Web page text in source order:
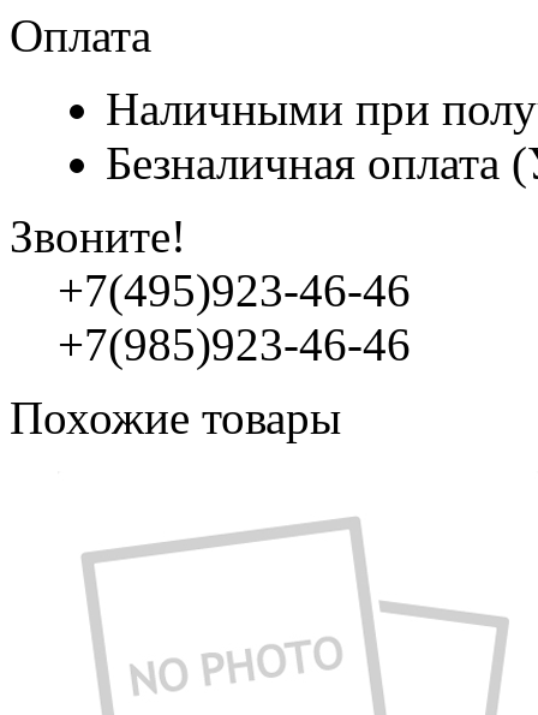
Оплата
Наличными при
Безналичная
Звоните!
+7(495)923-46-46
+7(985)923-46-46
Похожие товары